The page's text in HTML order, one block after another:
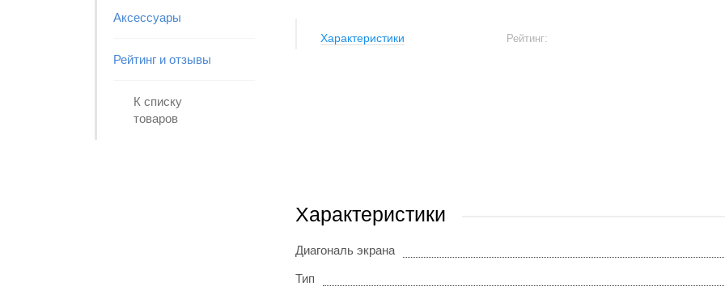
Аксессуары
Рейтинг и отзывы
К списку
товаров
Характеристики Рейтинг:
Характеристики
Диагональ экрана
Тип